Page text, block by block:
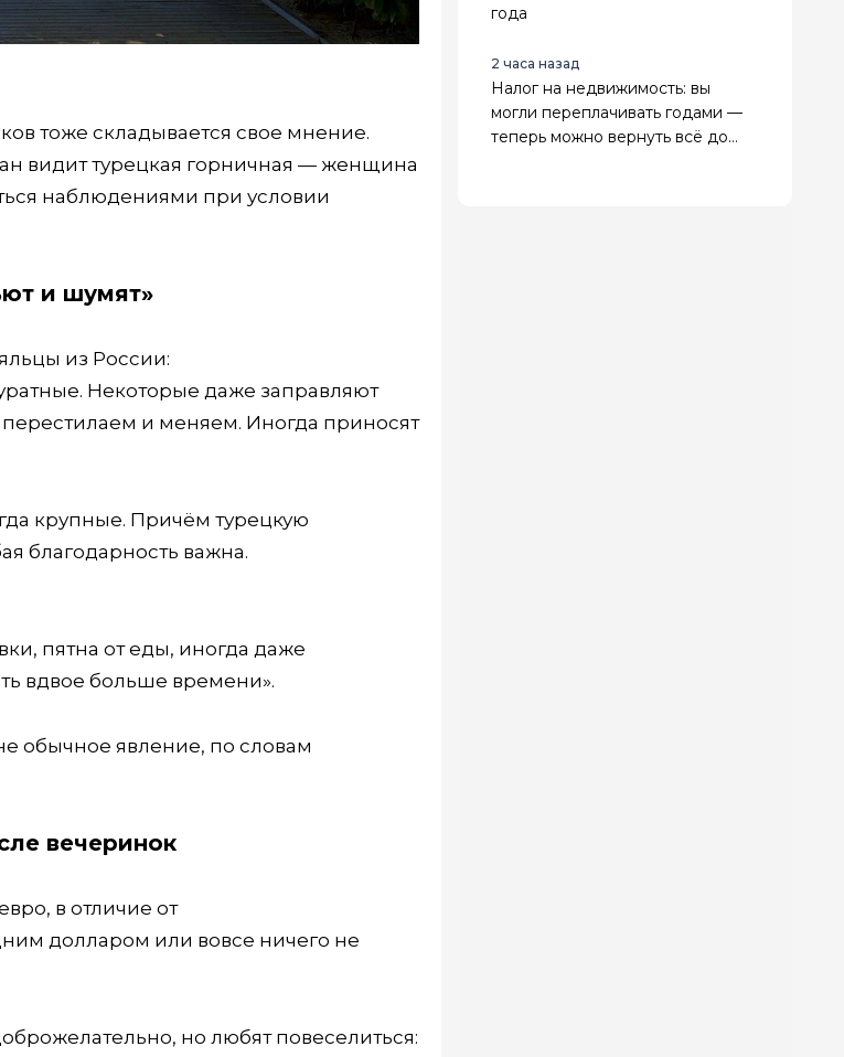
тоже складывается свое мнение.
видит турецкая горничная — женщина
наблюдениями при условии
и шумят»
из России:
Некоторые даже заправляют
и меняем. Иногда приносят
крупные. Причём турецкую
благодарность важна.
пятна от еды, иногда даже
вдвое больше времени».
обычное явление, по словам
вечеринок
в отличие от
долларом или вовсе ничего не
но любят повеселиться:
года
2 часа назад
Налог на недвижимость: вы
могли переплачивать годами —
теперь можно вернуть всё до